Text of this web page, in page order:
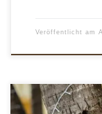
Veröffentlicht am